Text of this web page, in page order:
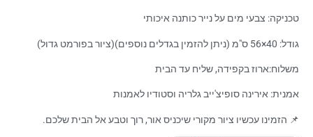
טכניקה: צבעי מים על נייר כותנה איכותי
גודל: 40×56 ס"מ (ניתן להזמין בגדלים נוספים)(ציור בפורמט גדול)
משלוח:ארוז בקפידה, שליח עד הבית
אמנית: אירינה סופיצ'ייב גלריה וסטודיו לאמנות
📌 הזמינו עכשיו ציור מקורי שיכניס אור, רוך וטבע אל הבית שלכם.